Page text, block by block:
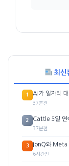
최신
1 AI가 일자리
37분전
2 Cattle 5일 연
37분전
3 IonQ와 Meta
6시간전